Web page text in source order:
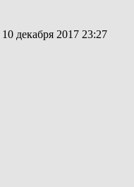
10 декабря 2017 23:27